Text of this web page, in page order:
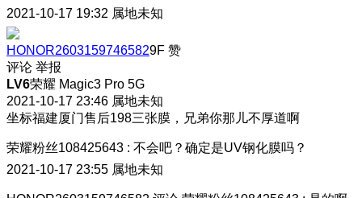
2021-10-17 19:32 属地未知
HONOR26031597465829F 赞
评论 举报
LV6荣耀 Magic3 Pro 5G
2021-10-17 23:46 属地未知
坐标福建厦门售后198三张膜，兄弟你那儿不厚道啊
荣耀粉丝108425643 : 不会吧？确定是UV钢化膜吗？
2021-10-17 23:55 属地未知